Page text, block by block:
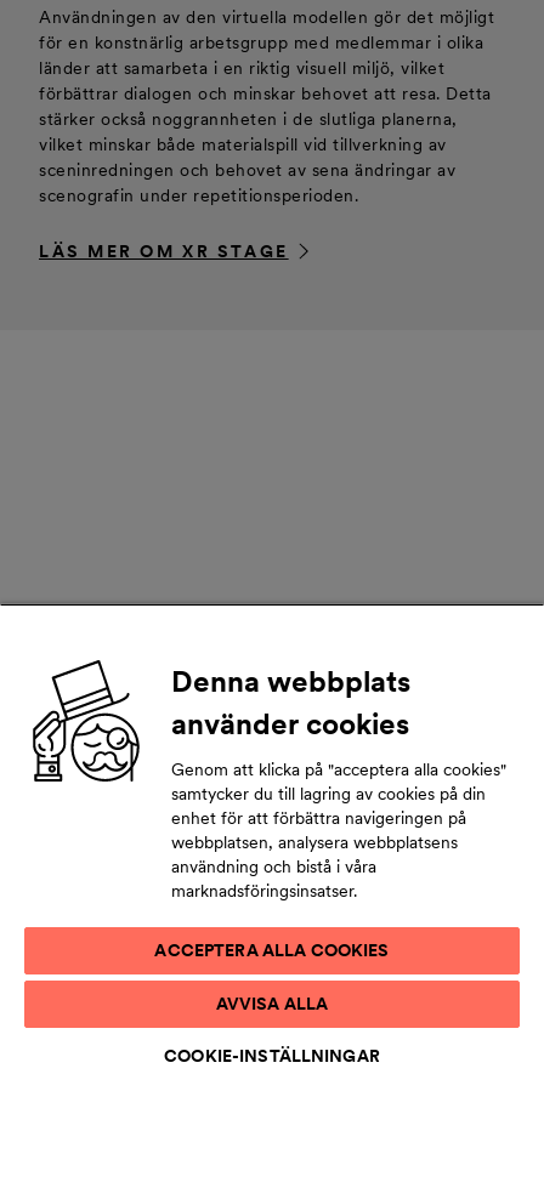
Användningen av den virtuella modellen gör det möjligt
för en konstnärlig arbetsgrupp med medlemmar i olika
länder att samarbeta i en riktig visuell miljö, vilket
förbättrar dialogen och minskar behovet att resa. Detta
stärker också noggrannheten i de slutliga planerna,
vilket minskar både materialspill vid tillverkning av
sceninredningen och behovet av sena ändringar av
scenografin under repetitionsperioden.
LÄS MER OM XR STAGE
Balettläroanstalten under samma tak
Våra arbetsdagar piggas numera upp av baletteleverna
som kilar omkring i Operahusets
korridorer.Nationaloperans och -balettens
balettläroanstaltflyttade i början av 2022 från Sörnäs till
Denna webbplats
använder cookies
Genom att klicka på "acceptera alla cookies"
samtycker du till lagring av cookies på din
enhet för att förbättra navigeringen på
webbplatsen, analysera webbplatsens
användning och bistå i våra
marknadsföringsinsatser.
ACCEPTERA ALLA COOKIES
AVVISA ALLA
COOKIE-INSTÄLLNINGAR